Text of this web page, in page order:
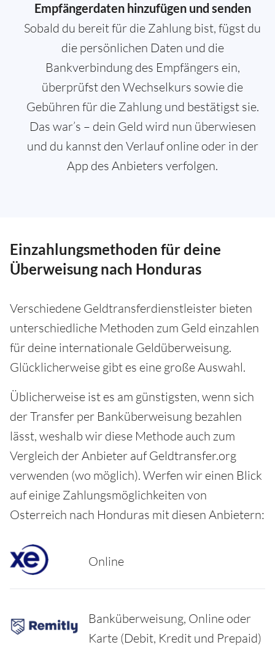
Empfängerdaten hinzufügen und senden
Sobald du bereit für die Zahlung bist, fügst du
die persönlichen Daten und die
Bankverbindung des Empfängers ein,
überprüfst den Wechselkurs sowie die
Gebühren für die Zahlung und bestätigst sie.
Das war’s – dein Geld wird nun überwiesen
und du kannst den Verlauf online oder in der
App des Anbieters verfolgen.
Einzahlungsmethoden für deine
Überweisung nach Honduras
Verschiedene Geldtransferdienstleister bieten
unterschiedliche Methoden zum Geld einzahlen
für deine internationale Geldüberweisung.
Glücklicherweise gibt es eine große Auswahl.
Üblicherweise ist es am günstigsten, wenn sich
der Transfer per Banküberweisung bezahlen
lässt, weshalb wir diese Methode auch zum
Vergleich der Anbieter auf Geldtransfer.org
verwenden (wo möglich). Werfen wir einen Blick
auf einige Zahlungsmöglichkeiten von
Osterreich nach Honduras mit diesen Anbietern:
Online
Banküberweisung, Online oder
Karte (Debit, Kredit und Prepaid)